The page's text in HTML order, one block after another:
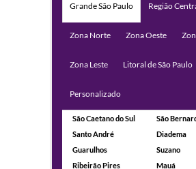
Grande São Paulo Região
Zona Norte Zona Oeste
Zona Leste Litoral de São Paulo
Personalizado
São Caetano do Sul
São
Santo André
Diadema
Guarulhos
Suzano
Ribeirão Pires
Mauá